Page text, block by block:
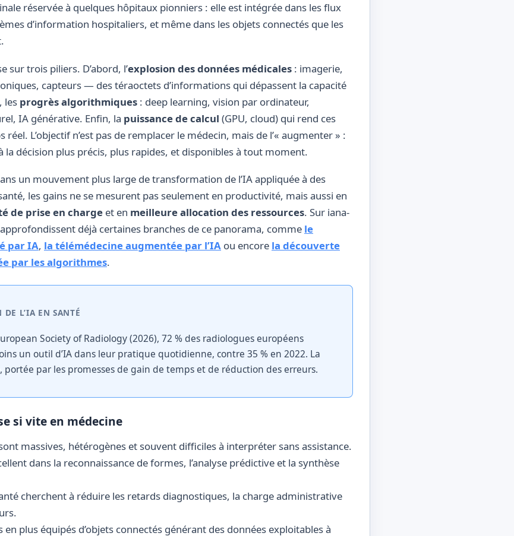
réservée à quelques hôpitaux pionniers : elle est intégrée dans les flux
d’information hospitaliers, et même dans les objets connectés que les
trois piliers. D’abord, l’explosion des données médicales : imagerie,
capteurs — des téraoctets d’informations qui dépassent la capacité
les progrès algorithmiques : deep learning, vision par ordinateur,
IA générative. Enfin, la puissance de calcul (GPU, cloud) qui rend ces
L’objectif n’est pas de remplacer le médecin, mais de l’« augmenter » :
la décision plus précis, plus rapides, et disponibles à tout moment.
un mouvement plus large de transformation de l’IA appliquée à des
les gains ne se mesurent pas seulement en productivité, mais aussi en
de prise en charge et en meilleure allocation des ressources. Sur iana-
déjà certaines branches de ce panorama, comme le
par IA, la télémédecine augmentée par l’IA ou encore la découverte
par les algorithmes.
L’IA EN SANTÉ
Society of Radiology (2026), 72 % des radiologues européens
un outil d’IA dans leur pratique quotidienne, contre 35 % en 2022. La
portée par les promesses de gain de temps et de réduction des erreurs.
si vite en médecine
massives, hétérogènes et souvent difficiles à interpréter sans assistance.
dans la reconnaissance de formes, l’analyse prédictive et la synthèse
cherchent à réduire les retards diagnostiques, la charge administrative
plus équipés d’objets connectés générant des données exploitables à